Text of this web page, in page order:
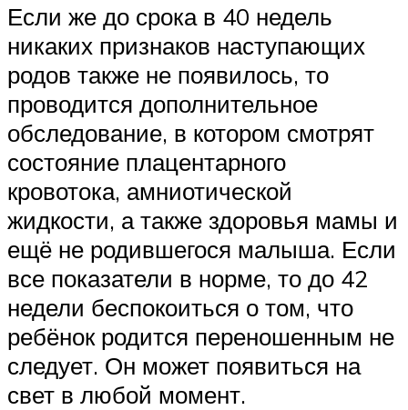
Если же до срока в 40 недель
никаких признаков наступающих
родов также не появилось, то
проводится дополнительное
обследование, в котором смотрят
состояние плацентарного
кровотока, амниотической
жидкости, а также здоровья мамы и
ещё не родившегося малыша. Если
все показатели в норме, то до 42
недели беспокоиться о том, что
ребёнок родится переношенным не
следует. Он может появиться на
свет в любой момент.